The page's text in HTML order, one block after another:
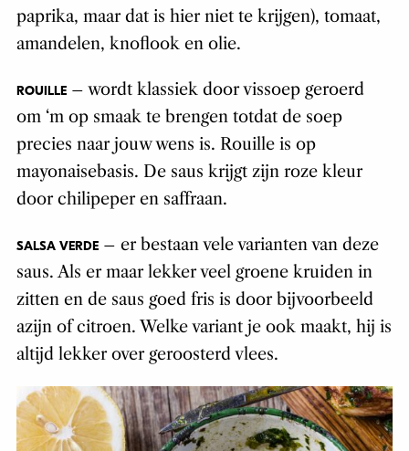
paprika, maar dat is hier niet te krijgen), tomaat,
amandelen, knoflook en olie.
ROUILLE– wordt klassiek door vissoep geroerd
om ‘m op smaak te brengen totdat de soep
precies naar jouw wens is. Rouille is op
mayonaisebasis. De saus krijgt zijn roze kleur
door chilipeper en saffraan.
SALSA VERDE– er bestaan vele varianten van deze
saus. Als er maar lekker veel groene kruiden in
zitten en de saus goed fris is door bijvoorbeeld
azijn of citroen. Welke variant je ook maakt, hij is
altijd lekker over geroosterd vlees.